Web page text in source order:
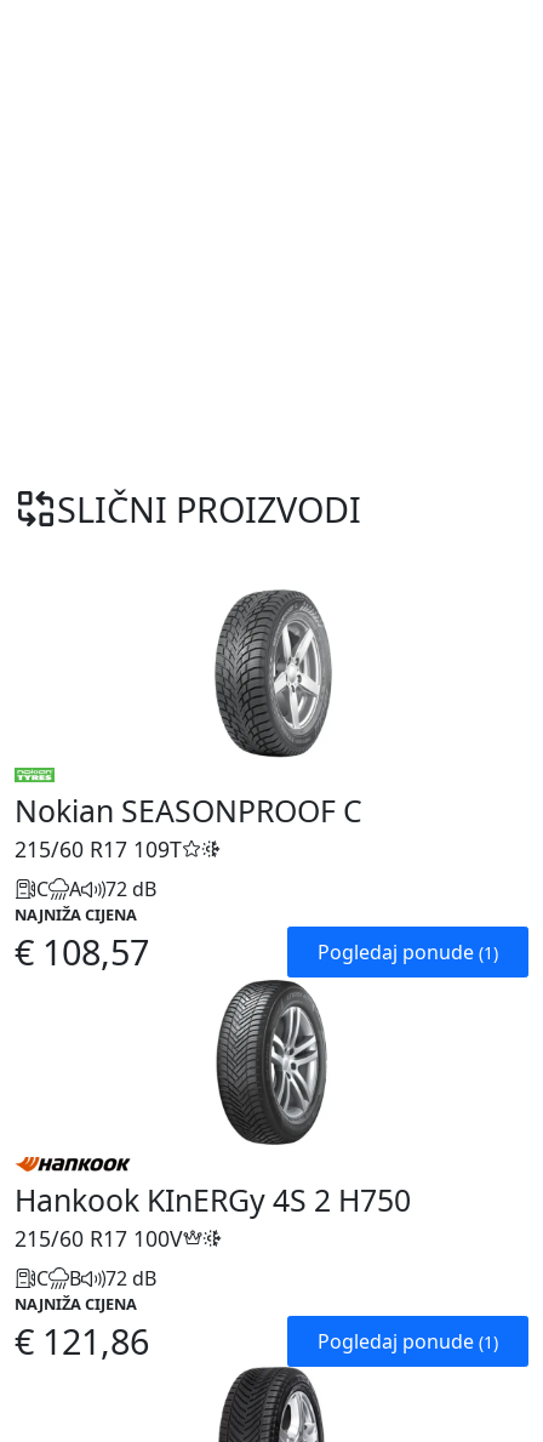
SLIČNI PROIZVODI
Nokian SEASONPROOF C
215/60 R17 109T
C A 72 dB
NAJNIŽA CIJENA
€ 108,57 Pogledaj ponude (1)
Hankook KInERGy 4S 2 H750
215/60 R17 100V
C B 72 dB
NAJNIŽA CIJENA
€ 121,86 Pogledaj ponude (1)